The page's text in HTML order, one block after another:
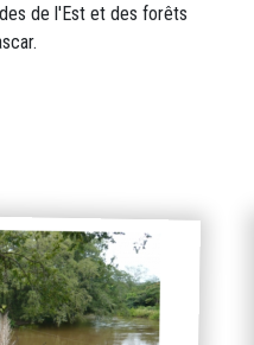
de l'Est et des forêts